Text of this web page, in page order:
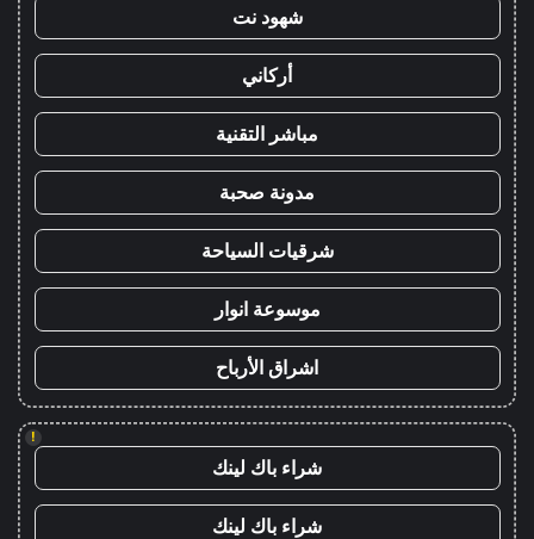
شهود نت
أركاني
مباشر التقنية
مدونة صحبة
شرقيات السياحة
موسوعة انوار
اشراق الأرباح
!
شراء باك لينك
شراء باك لينك